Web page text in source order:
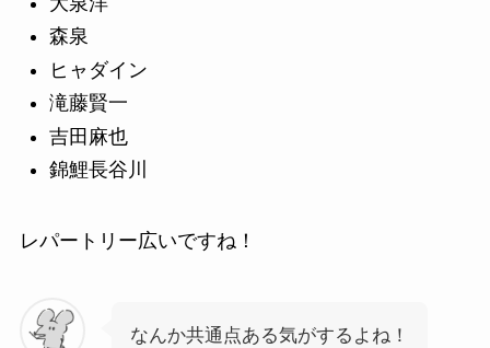
森泉
ヒャダイン
滝藤賢一
吉田麻也
錦鯉長谷川
レパートリー広いですね！
なんか共通点ある気がするよね！